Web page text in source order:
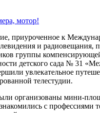
приуроченное к
и радиовещания,
группы
детского сада № 31
увлекательное
телестудии.
организованы мини-
с профессиями